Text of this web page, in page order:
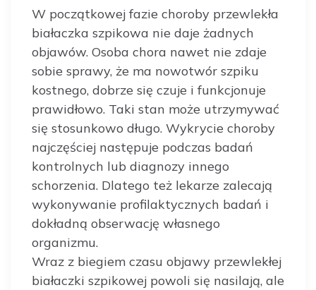
W początkowej fazie choroby przewlekła
białaczka szpikowa nie daje żadnych
objawów. Osoba chora nawet nie zdaje
sobie sprawy, że ma nowotwór szpiku
kostnego, dobrze się czuje i funkcjonuje
prawidłowo. Taki stan może utrzymywać
się stosunkowo długo. Wykrycie choroby
najczęściej następuje podczas badań
kontrolnych lub diagnozy innego
schorzenia. Dlatego też lekarze zalecają
wykonywanie profilaktycznych badań i
dokładną obserwację własnego
organizmu.
Wraz z biegiem czasu objawy przewlekłej
białaczki szpikowej powoli się nasilają, ale